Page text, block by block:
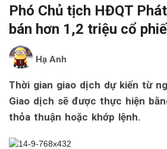
Phó Chủ tịch HĐQT
bán hơn 1,2 triệu cổ
Hạ Anh
Thời gian giao dịch dự kiến từ
Giao dịch sẽ được thực hiện
thỏa thuận hoặc khớp lệnh.